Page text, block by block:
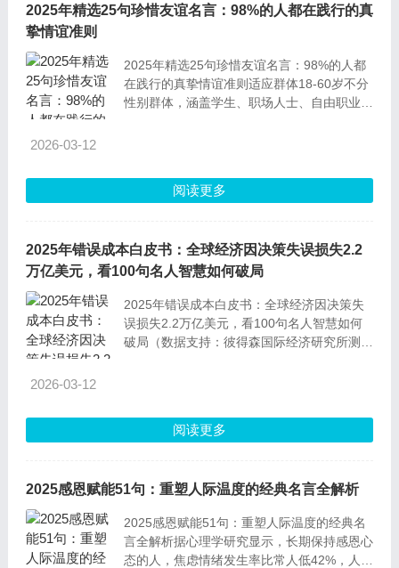
2025年精选25句珍惜友谊名言：98%的人都在践行的真
挚情谊准则
2025年精选25句珍惜友谊名言：98%的人都
在践行的真挚情谊准则适应群体18-60岁不分
性别群体，涵盖学生、职场人士、自由职业者
境的冲击，才算得上名副其实的友谊。解释：
这句话核心是说友谊从不是一时兴起的联结，
2026-03-12
阅读更多
2025年错误成本白皮书：全球经济因决策失误损失2.2
万亿美元，看100句名人智慧如何破局
2025年错误成本白皮书：全球经济因决策失
误损失2.2万亿美元，看100句名人智慧如何
破局（数据支持：彼得森国际经济研究所测
2026-03-12
阅读更多
2025感恩赋能51句：重塑人际温度的经典名言全解析
2025感恩赋能51句：重塑人际温度的经典名
言全解析据心理学研究显示，长期保持感恩心
态的人，焦虑情绪发生率比常人低42%，人际